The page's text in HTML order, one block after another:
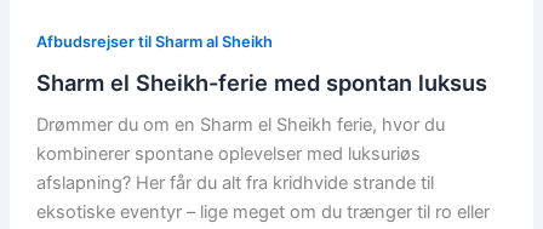
Afbudsrejser til Sharm al Sheikh
Sharm el Sheikh-ferie med spontan luksus
Drømmer du om en Sharm el Sheikh ferie, hvor du
kombinerer spontane oplevelser med luksuriøs
afslapning? Her får du alt fra kridhvide strande til
eksotiske eventyr – lige meget om du trænger til ro eller